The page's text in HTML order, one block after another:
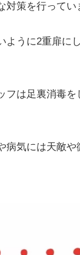
策を行ってい
ように2重扉に
フは足裏消毒
気には天敵や